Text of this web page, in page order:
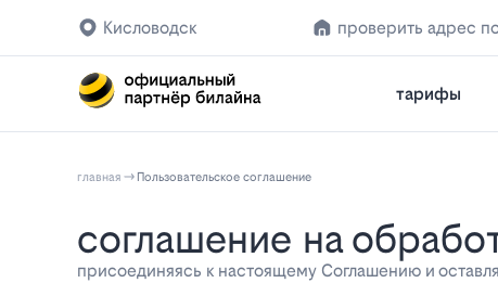
Кисловодск проверить адрес
тарифы
главная Пользовательское соглашение
соглашение на
присоединяясь к настоящему Соглашению и